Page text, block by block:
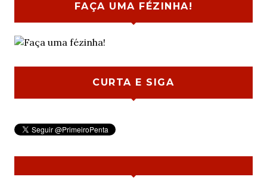
FAÇA UMA FÉZINHA!
CURTA E SIGA